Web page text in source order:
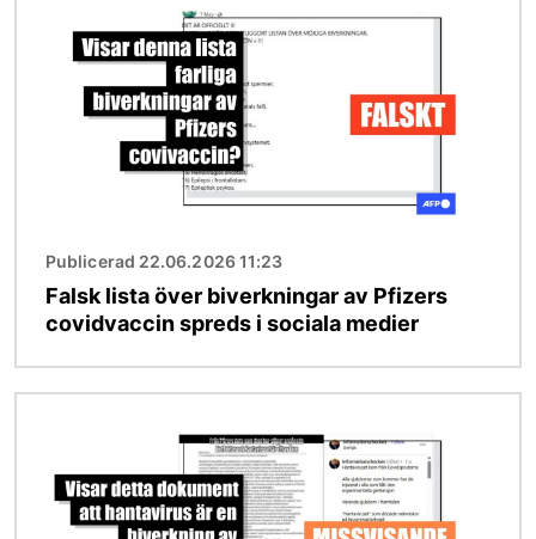
Publicerad 22.06.2026 11:23
Falsk lista över biverkningar av Pfizers
covidvaccin spreds i sociala medier